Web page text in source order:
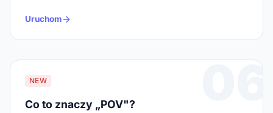
Uruchom
06
NEW
Co to znaczy „POV"?